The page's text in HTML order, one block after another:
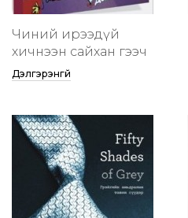
Чиний ирээдүй
хичнээн сайхан гээч
Дэлгэрэнгүй